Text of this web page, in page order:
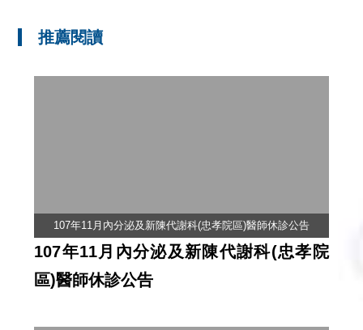
推薦閱讀
107年11月內分泌及新陳代謝科(忠孝院區)醫師休診公告
107年11月內分泌及新陳代謝科(忠孝院
區)醫師休診公告